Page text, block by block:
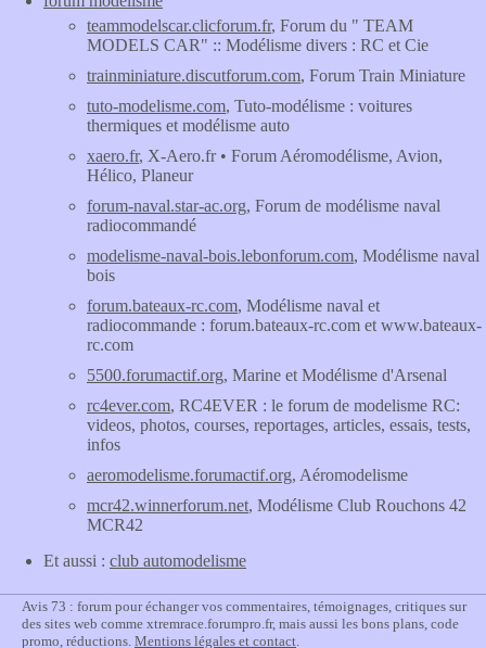
teammodelscar.clicforum.fr, Forum du " TEAM
MODELS CAR" :: Modélisme divers : RC et Cie
trainminiature.discutforum.com, Forum Train Miniature
tuto-modelisme.com, Tuto-modélisme : voitures
thermiques et modélisme auto
xaero.fr, X-Aero.fr • Forum Aéromodélisme, Avion,
Hélico, Planeur
forum-naval.star-ac.org, Forum de modélisme naval
radiocommandé
modelisme-naval-bois.lebonforum.com, Modélisme naval
bois
forum.bateaux-rc.com, Modélisme naval et
radiocommande : forum.bateaux-rc.com et www.bateaux-
rc.com
5500.forumactif.org, Marine et Modélisme d'Arsenal
rc4ever.com, RC4EVER : le forum de modelisme RC:
videos, photos, courses, reportages, articles, essais, tests,
infos
aeromodelisme.forumactif.org, Aéromodelisme
mcr42.winnerforum.net, Modélisme Club Rouchons 42
MCR42
Et aussi : club automodelisme
Avis 73 : forum pour échanger vos commentaires, témoignages, critiques sur
des sites web comme xtremrace.forumpro.fr, mais aussi les bons plans, code
promo, réductions. Mentions légales et contact.